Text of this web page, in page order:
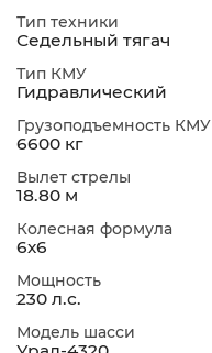
Тип техники
Седельный тягач
Тип КМУ
Гидравлический
Грузоподъемность КМУ
6600 кг
Вылет стрелы
18.80 м
Колесная формула
6х6
Мощность
230 л.с.
Модель шасси